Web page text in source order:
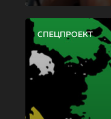
СПЕЦПРОЕКТ